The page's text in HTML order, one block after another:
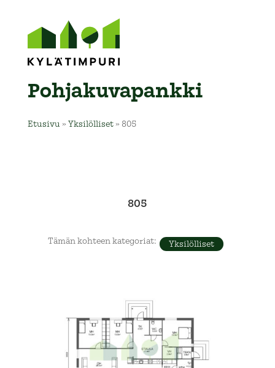
Pohja­kuva­pankki
Etusivu» Yksilölliset» 805
805
Tämän kohteen kategoriat: Yksilölliset